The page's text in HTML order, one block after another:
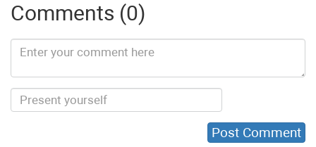
Comments (0)